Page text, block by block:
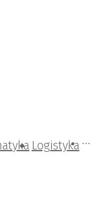
Logistyka